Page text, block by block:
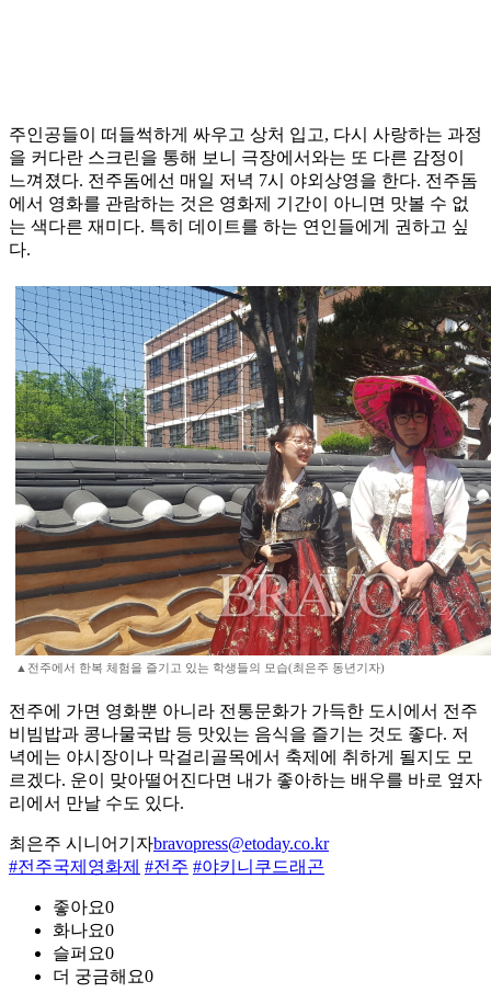
주인공들이 떠들썩하게 싸우고 상처 입고, 다시 사랑하는 과정
을 커다란 스크린을 통해 보니 극장에서와는 또 다른 감정이
느껴졌다. 전주돔에선 매일 저녁 7시 야외상영을 한다. 전주돔
에서 영화를 관람하는 것은 영화제 기간이 아니면 맛볼 수 없
는 색다른 재미다. 특히 데이트를 하는 연인들에게 권하고 싶
다.
▲전주에서 한복 체험을 즐기고 있는 학생들의 모습(최은주 동년기자)
전주에 가면 영화뿐 아니라 전통문화가 가득한 도시에서 전주
비빔밥과 콩나물국밥 등 맛있는 음식을 즐기는 것도 좋다. 저
녁에는 야시장이나 막걸리골목에서 축제에 취하게 될지도 모
르겠다. 운이 맞아떨어진다면 내가 좋아하는 배우를 바로 옆자
리에서 만날 수도 있다.
최은주 시니어기자bravopress@etoday.co.kr
#전주국제영화제 #전주 #야키니쿠드래곤
좋아요0
화나요0
슬퍼요0
더 궁금해요0